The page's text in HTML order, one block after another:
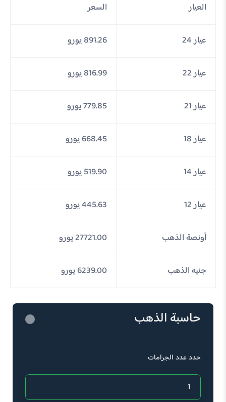
العيار السعر
عيار 24 891.26 يورو
عيار 22 816.99 يورو
عيار 21 779.85 يورو
عيار 18 668.45 يورو
عيار 14 519.90 يورو
عيار 12 445.63 يورو
أونصة الذهب 27721.00 يورو
جنيه الذهب 6239.00 يورو
حاسبة الذهب
حدد عدد الجرامات